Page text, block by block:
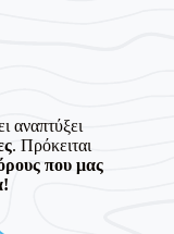
αναπτύξει
. Πρόκειται
που μας